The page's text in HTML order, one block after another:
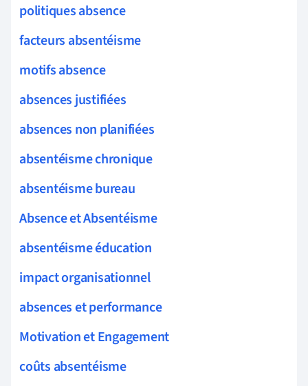
politiques absence
facteurs absentéisme
motifs absence
absences justifiées
absences non planifiées
absentéisme chronique
absentéisme bureau
Absence et Absentéisme
absentéisme éducation
impact organisationnel
absences et performance
Motivation et Engagement
coûts absentéisme